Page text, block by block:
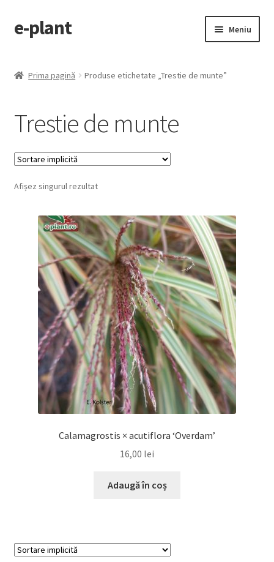
Sari
la
Sari
la
e-plant Meniu
Contact
Checkout
Prima pagină Produse etichetate „Trestie de munte”
Trestie de munte
Afișez singurul rezultat
Calamagrostis × acutiflora ‘Overdam’
16,00 lei
Adaugă în coș